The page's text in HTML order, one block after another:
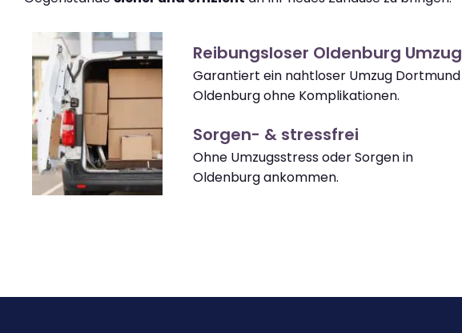
Reibungsloser Oldenburg Umzug
Garantiert ein nahtloser Umzug Dortmund
Oldenburg ohne Komplikationen.
Sorgen- & stressfrei
Ohne Umzugsstress oder Sorgen in
Oldenburg ankommen.